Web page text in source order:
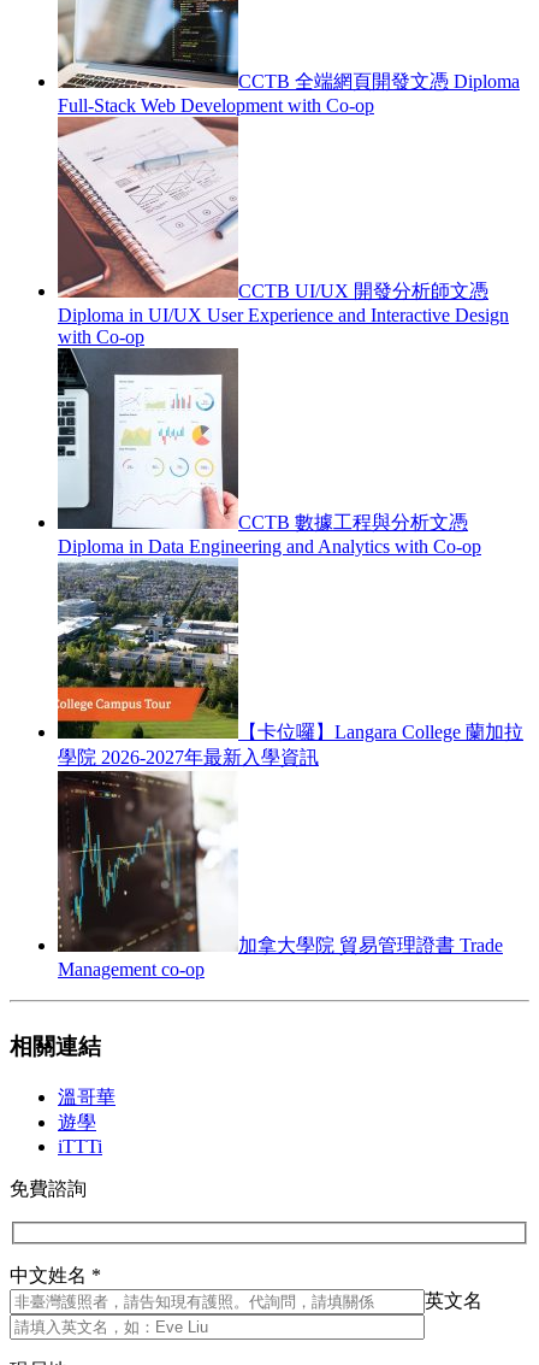
CCTB 全端網頁開發文憑 Diploma
Full-Stack Web Development with Co-op
CCTB UI/UX 開發分析師文憑
Diploma in UI/UX User Experience and Interactive Design
with Co-op
CCTB 數據工程與分析文憑
Diploma in Data Engineering and Analytics with Co-op
【卡位囉】Langara College 蘭加拉
學院 2026-2027年最新入學資訊
加拿大學院 貿易管理證書 Trade
Management co-op
相關連結
溫哥華
遊學
iTTTi
免費諮詢
中文姓名 *
英文名